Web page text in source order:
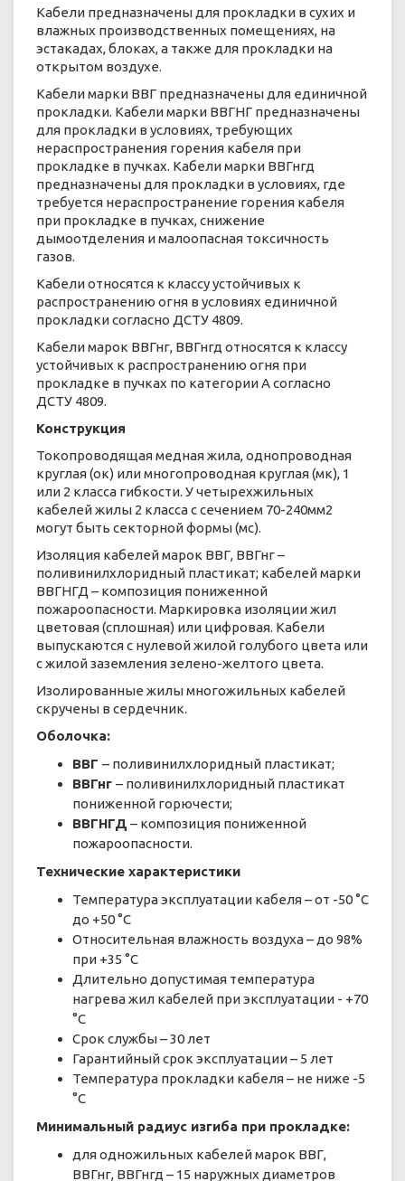
Кабели предназначены для прокладки в сухих и
влажных производственных помещениях, на
эстакадах, блоках, а также для прокладки на
открытом воздухе.
Кабели марки ВВГ предназначены для единичной
прокладки. Кабели марки ВВГНГ предназначены
для прокладки в условиях, требующих
нераспространения горения кабеля при
прокладке в пучках. Кабели марки ВВГнгд
предназначены для прокладки в условиях, где
требуется нераспространение горения кабеля
при прокладке в пучках, снижение
дымоотделения и малоопасная токсичность
газов.
Кабели относятся к классу устойчивых к
распространению огня в условиях единичной
прокладки согласно ДСТУ 4809.
Кабели марок ВВГнг, ВВГнгд относятся к классу
устойчивых к распространению огня при
прокладке в пучках по категории А согласно
ДСТУ 4809.
Конструкция
Токопроводящая медная жила, однопроводная
круглая (ок) или многопроводная круглая (мк), 1
или 2 класса гибкости. У четырехжильных
кабелей жилы 2 класса с сечением 70-240мм2
могут быть секторной формы (мс).
Изоляция кабелей марок ВВГ, ВВГнг –
поливинилхлоридный пластикат; кабелей марки
ВВГНГД – композиция пониженной
пожароопасности. Маркировка изоляции жил
цветовая (сплошная) или цифровая. Кабели
выпускаются с нулевой жилой голубого цвета или
с жилой заземления зелено-желтого цвета.
Изолированные жилы многожильных кабелей
скручены в сердечник.
Оболочка:
ВВГ – поливинилхлоридный пластикат;
ВВГнг – поливинилхлоридный пластикат
пониженной горючести;
ВВГНГД – композиция пониженной
пожароопасности.
Технические характеристики
Температура эксплуатации кабеля – от -50 °С
до +50 °С
Относительная влажность воздуха – до 98%
при +35 °С
Длительно допустимая температура
нагрева жил кабелей при эксплуатации - +70
°С
Срок службы – 30 лет
Гарантийный срок эксплуатации – 5 лет
Температура прокладки кабеля – не ниже -5
°С
Минимальный радиус изгиба при прокладке:
для одножильных кабелей марок ВВГ,
ВВГнг, ВВГнгд – 15 наружных диаметров